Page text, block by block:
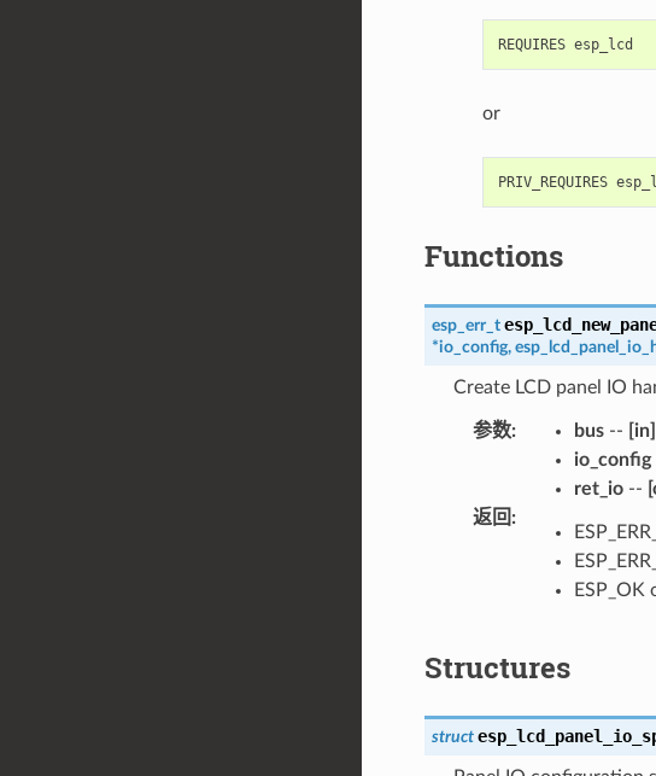
or
Functions
esp_err_t
*io_config,
Create LCD panel IO
参数: bus-- [in]
io_config
ret_io--
返回 :
ESP_OK
Structures
struct